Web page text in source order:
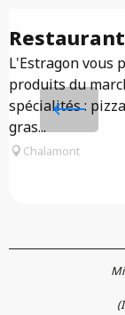
L'Estragon vous
produits du
spécialités :
gras...
Chalamont